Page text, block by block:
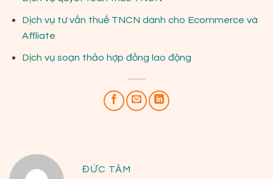
Dịch vụ tư vấn thuế TNCN dành cho Ecommerce và
Affliate
Dịch vụ soạn thảo hợp đồng lao động
ĐỨC TÂM